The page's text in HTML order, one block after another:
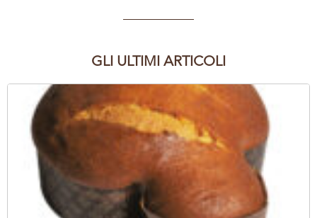
GLI ULTIMI ARTICOLI